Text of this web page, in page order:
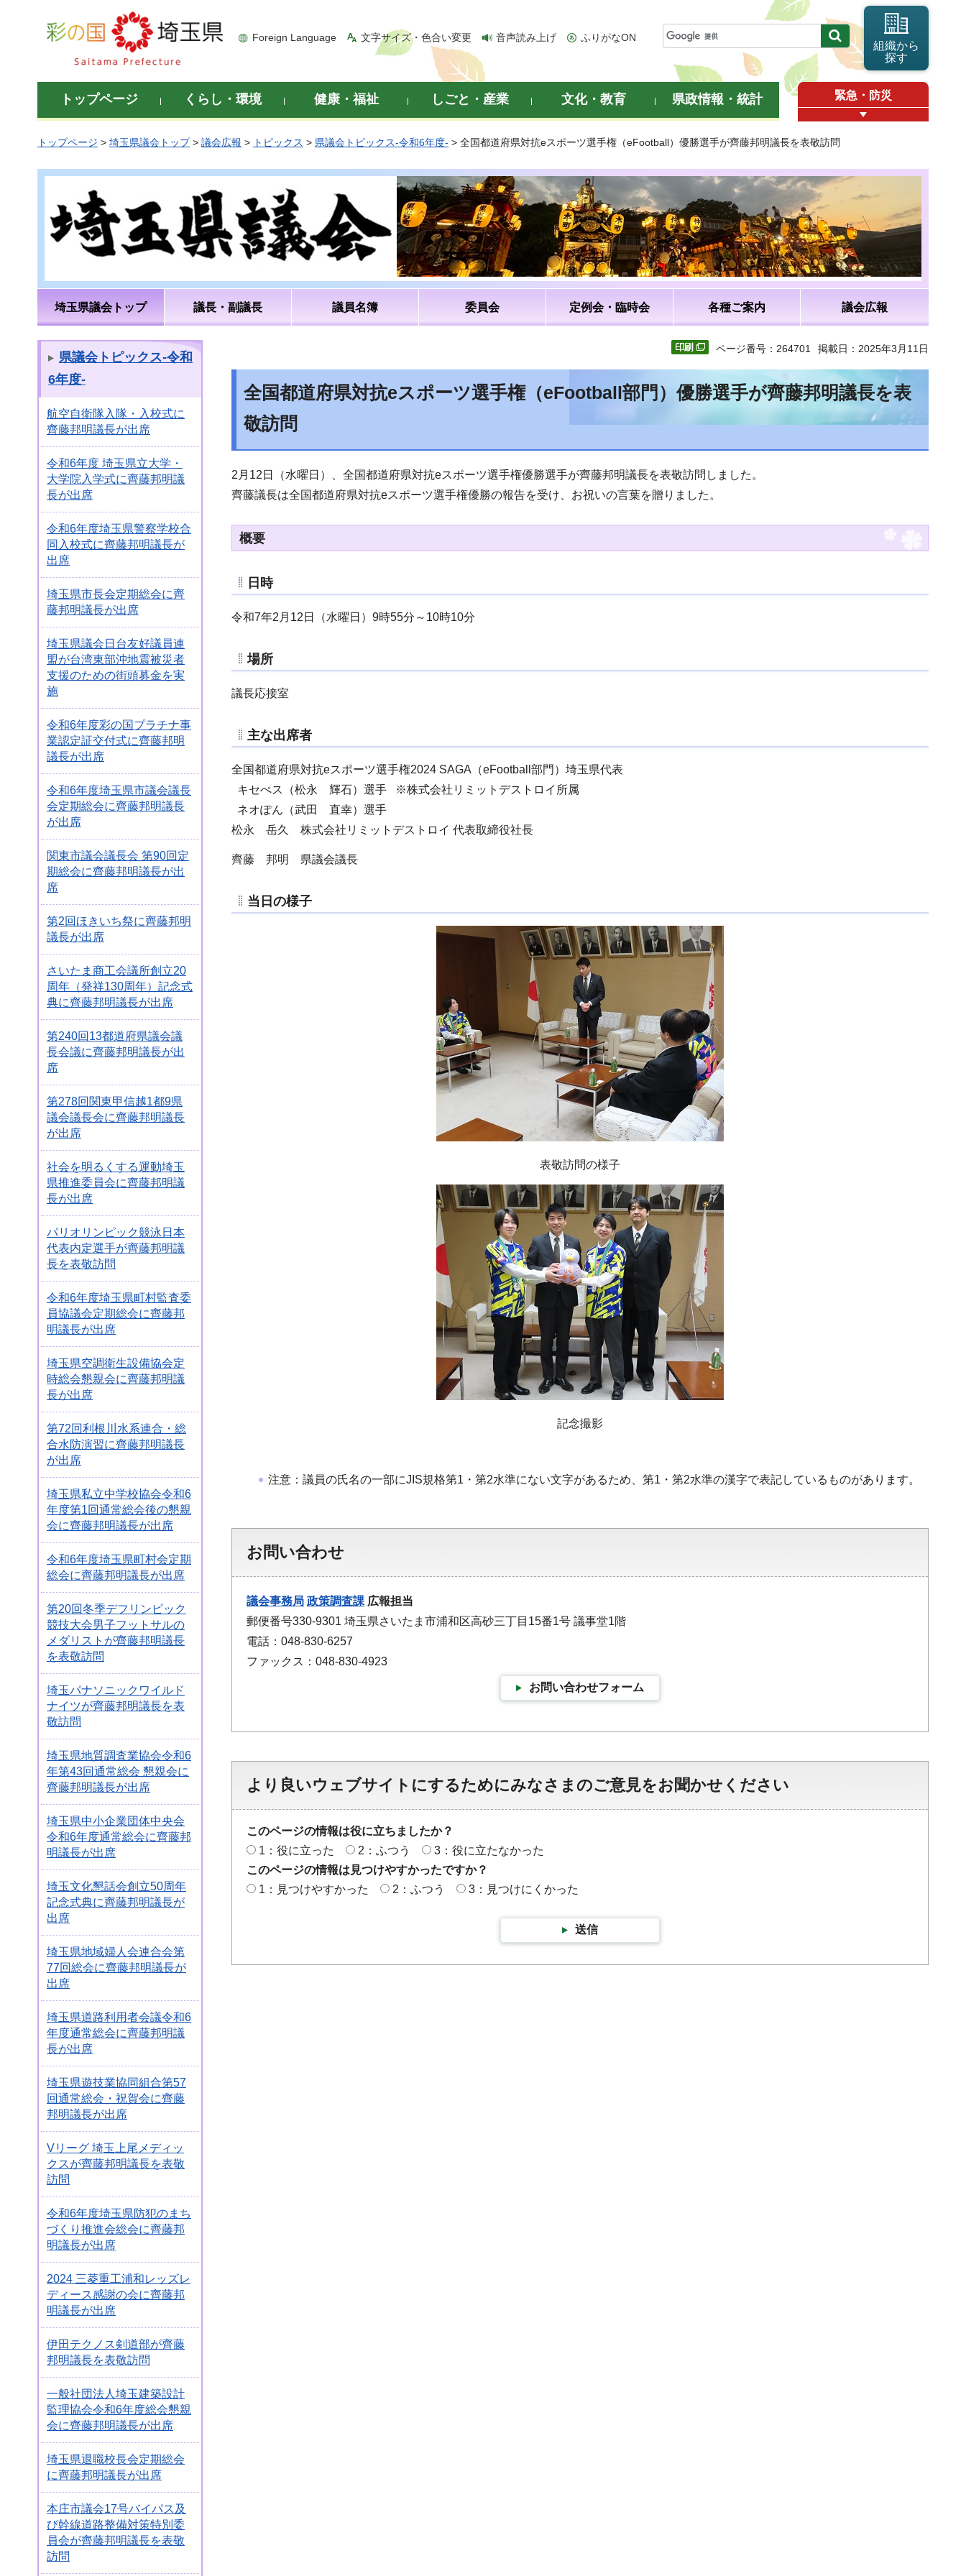
彩の国 埼玉県
Foreign Language 文字サイズ・色合い変更 音声読み上げ ふりがなON
組織から
探す
トップページ くらし・環境 健康・福祉 しごと・産業 文化・教育 県政情報・統計 緊急・防災
トップページ > 埼玉県議会トップ> 議会広報 > トピックス > 県議会トピックス-令和6年度- > 全国都道府県対抗eスポーツ選手権（eFootball）優勝選手が齊藤邦明議長を表敬訪問
埼玉県議会トップ 議長・副議長 議員名簿 委員会 定例会・臨時会 各種ご案内 議会広報
県議会トピックス-令和
6年度-
航空自衛隊入隊・入校式に
齊藤邦明議長が出席
令和6年度 埼玉県立大学・
大学院入学式に齊藤邦明議
長が出席
令和6年度埼玉県警察学校合
同入校式に齊藤邦明議長が
出席
埼玉県市長会定期総会に齊
藤邦明議長が出席
埼玉県議会日台友好議員連
盟が台湾東部沖地震被災者
支援のための街頭募金を実
施
令和6年度彩の国プラチナ事
業認定証交付式に齊藤邦明
議長が出席
令和6年度埼玉県市議会議長
会定期総会に齊藤邦明議長
が出席
関東市議会議長会 第90回定
期総会に齊藤邦明議長が出
席
第2回ほきいち祭に齊藤邦明
議長が出席
さいたま商工会議所創立20
周年（発祥130周年）記念式
典に齊藤邦明議長が出席
第240回13都道府県議会議
長会議に齊藤邦明議長が出
席
第278回関東甲信越1都9県
議会議長会に齊藤邦明議長
が出席
社会を明るくする運動埼玉
県推進委員会に齊藤邦明議
長が出席
パリオリンピック競泳日本
代表内定選手が齊藤邦明議
長を表敬訪問
令和6年度埼玉県町村監査委
員協議会定期総会に齊藤邦
明議長が出席
埼玉県空調衛生設備協会定
時総会懇親会に齊藤邦明議
長が出席
第72回利根川水系連合・総
合水防演習に齊藤邦明議長
が出席
埼玉県私立中学校協会令和6
年度第1回通常総会後の懇親
会に齊藤邦明議長が出席
令和6年度埼玉県町村会定期
総会に齊藤邦明議長が出席
第20回冬季デフリンピック
競技大会男子フットサルの
メダリストが齊藤邦明議長
を表敬訪問
埼玉パナソニックワイルド
ナイツが齊藤邦明議長を表
敬訪問
埼玉県地質調査業協会令和6
年第43回通常総会 懇親会に
齊藤邦明議長が出席
埼玉県中小企業団体中央会
令和6年度通常総会に齊藤邦
明議長が出席
埼玉文化懇話会創立50周年
記念式典に齊藤邦明議長が
出席
埼玉県地域婦人会連合会第
77回総会に齊藤邦明議長が
出席
埼玉県道路利用者会議令和6
年度通常総会に齊藤邦明議
長が出席
埼玉県遊技業協同組合第57
回通常総会・祝賀会に齊藤
邦明議長が出席
Vリーグ 埼玉上尾メディッ
クスが齊藤邦明議長を表敬
訪問
令和6年度埼玉県防犯のまち
づくり推進会総会に齊藤邦
明議長が出席
2024 三菱重工浦和レッズレ
ディース感謝の会に齊藤邦
明議長が出席
伊田テクノス剣道部が齊藤
邦明議長を表敬訪問
一般社団法人埼玉建築設計
監理協会令和6年度総会懇親
会に齊藤邦明議長が出席
埼玉県退職校長会定期総会
に齊藤邦明議長が出席
本庄市議会17号バイパス及
び幹線道路整備対策特別委
員会が齊藤邦明議長を表敬
訪問
ページ番号：264701 掲載日：2025年3月11日
全国都道府県対抗eスポーツ選手権（eFootball部門）優勝選手が齊藤邦明議長を表
敬訪問
2月12日（水曜日）、全国都道府県対抗eスポーツ選手権優勝選手が齊藤邦明議長を表敬訪問しました。
齊藤議長は全国都道府県対抗eスポーツ選手権優勝の報告を受け、お祝いの言葉を贈りました。
概要
日時
令和7年2月12日（水曜日）9時55分～10時10分
場所
議長応接室
主な出席者
全国都道府県対抗eスポーツ選手権2024 SAGA（eFootball部門）埼玉県代表
キセぺス（松永 輝石）選手 ※株式会社リミットデストロイ所属
ネオぽん（武田 直幸）選手
松永 岳久 株式会社リミットデストロイ 代表取締役社長
齊藤 邦明 県議会議長
当日の様子
表敬訪問の様子
記念撮影
注意：議員の氏名の一部にJIS規格第1・第2水準にない文字があるため、第1・第2水準の漢字で表記しているものがあります。
お問い合わせ
議会事務局 政策調査課 広報担当
郵便番号330-9301 埼玉県さいたま市浦和区高砂三丁目15番1号 議事堂1階
電話：048-830-6257
ファックス：048-830-4923
お問い合わせフォーム
より良いウェブサイトにするためにみなさまのご意見をお聞かせください
このページの情報は役に立ちましたか？
1：役に立った
2：ふつう
3：役に立たなかった
このページの情報は見つけやすかったですか？
1：見つけやすかった
2：ふつう 3：見つけにくかった
送信